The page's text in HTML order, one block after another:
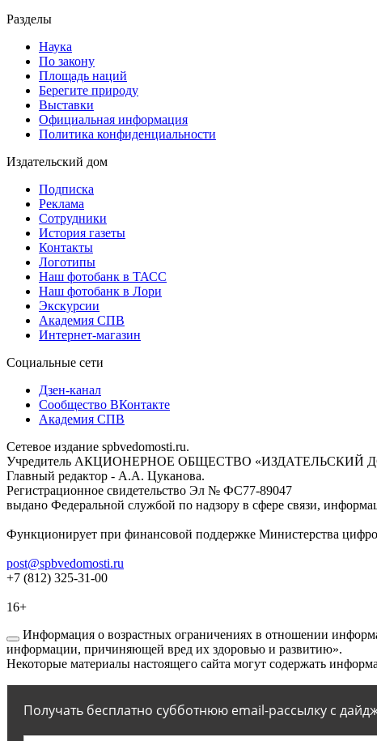
Разделы
Наука
По закону
Площадь наций
Берегите природу
Выставки
Официальная информация
Политика конфиденциальности
Издательский дом
Подписка
Реклама
Сотрудники
История газеты
Контакты
Логотипы
Наш фотобанк в ТАСС
Наш фотобанк в Лори
Экскурсии
Академия СПВ
Интернет-магазин
Социальные сети
Дзен-канал
Сообщество ВКонтакте
Академия СПВ
Сетевое издание spbvedomosti.ru.
Учредитель АКЦИОНЕРНОЕ ОБЩЕСТВО «ИЗДАТЕЛЬСКИЙ
Главный редактор - А.А. Цуканова.
Регистрационное свидетельство Эл № ФС77-89047
выдано Федеральной службой по надзору в сфере связи,
Функционирует при финансовой поддержке Министерства
post@spbvedomosti.ru
+7 (812) 325-31-00
16+
Информация о возрастных ограничениях в отношении
информации, причиняющей вред их здоровью и развитию».
Некоторые материалы настоящего сайта могут содержать
Получать бесплатно субботнюю email-рассылку с